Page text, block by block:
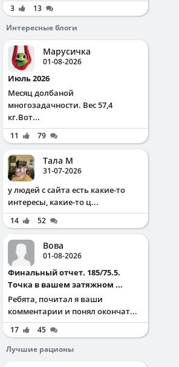
3
13
Интересные блоги
Марусичка
01-08-2026
Июль 2026
Месяц долбаной
многозадачности. Вес 57,4
кг.Вот...
11 79
Тала М
31-07-2026
у людей с сайта есть какие-то
интересы, какие-то ц...
14 52
Вова
01-08-2026
Финальный отчет. 185/75.5.
Точка в вашем затяжном ...
Ребята, почитал я ваши
комментарии и понял окончат...
17
45
Лучшие рационы